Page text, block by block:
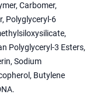
Carbomer,
Polyglyceryl-6
Polyglyceryl-3 Esters,
Sodium
Butylene